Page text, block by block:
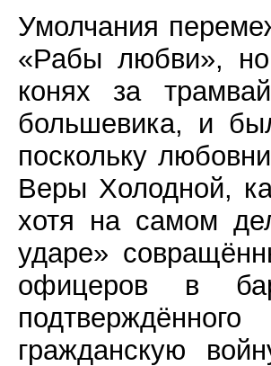
Умолчания
«Рабы любви»,
конях за
большевика, и
поскольку
Веры Холодной,
хотя на самом
ударе»
офицеров в
гражданскую